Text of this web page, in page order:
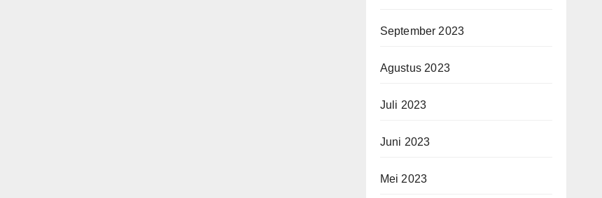
September 2023
Agustus 2023
Juli 2023
Juni 2023
Mei 2023